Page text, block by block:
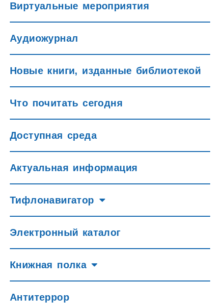
Виртуальные мероприятия
Аудиожурнал
Новые книги, изданные библиотекой
Что почитать сегодня
Доступная среда
Актуальная информация
Тифлонавигатор
Электронный каталог
Книжная полка
Антитеррор